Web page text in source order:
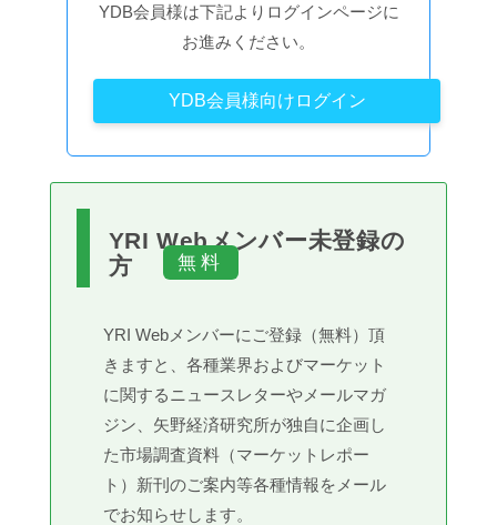
YDB会員様は下記よりログインページに
お進みください。
YDB会員様向けログイン
YRI Webメンバー未登録の
方
YRI Webメンバーにご登録（無料）頂
きますと、各種業界およびマーケット
に関するニュースレターやメールマガ
ジン、矢野経済研究所が独自に企画し
た市場調査資料（マーケットレポー
ト）新刊のご案内等各種情報をメール
でお知らせします。